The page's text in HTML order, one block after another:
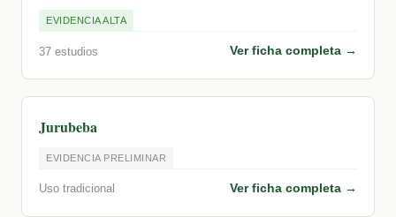
EVIDENCIA ALTA
37 estudios Ver ficha completa →
Jurubeba
EVIDENCIA PRELIMINAR
Uso tradicional Ver ficha completa →